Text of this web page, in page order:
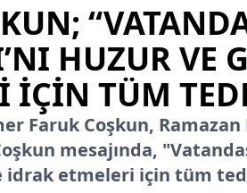
HUZUR VE
IÇIN TÜM
Faruk Coşkun, Ramazan
mesajında,
idrak etmeleri için tüm